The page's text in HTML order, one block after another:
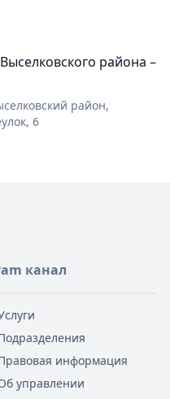
района –
район,
6
канал
информация
управлении